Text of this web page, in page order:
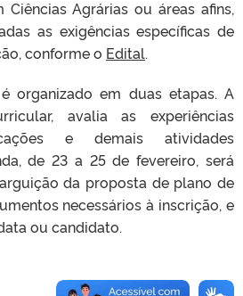
Agrárias ou áreas afins,
as exigências específicas de
conforme o Edital.
organizado em duas etapas. A
avalia as experiências
e demais atividades
de 23 a 25 de fevereiro, será
da proposta de plano de
necessários à inscrição, e
ou candidato.